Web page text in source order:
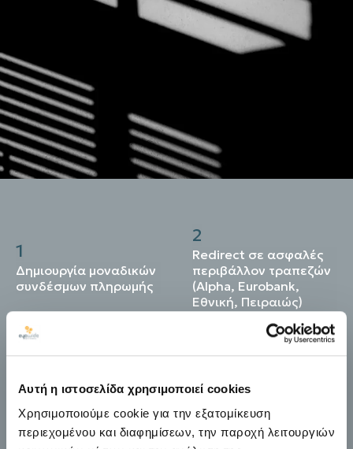
Αυτή η ιστοσελίδα χρησιμοποιεί cookies
Χρησιμοποιούμε cookie για την εξατομίκευση
περιεχομένου και διαφημίσεων, την παροχή λειτουργιών
1
Δημιουργία μοναδικών
συνδέσμων πληρωμής
2
Redirect σε ασφαλές
περιβάλλον τραπεζών
(Alpha, Eurobank,
Εθνική, Πειραιώς)
3
και αιτιολογίες
πληρωμής στον
ξενοδόχο
6